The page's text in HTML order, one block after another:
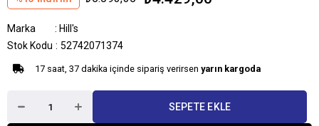
Marka : Hill's
Stok Kodu
52742071374
17 saat, 37 dakika içinde sipariş verirsen yarın kargoda